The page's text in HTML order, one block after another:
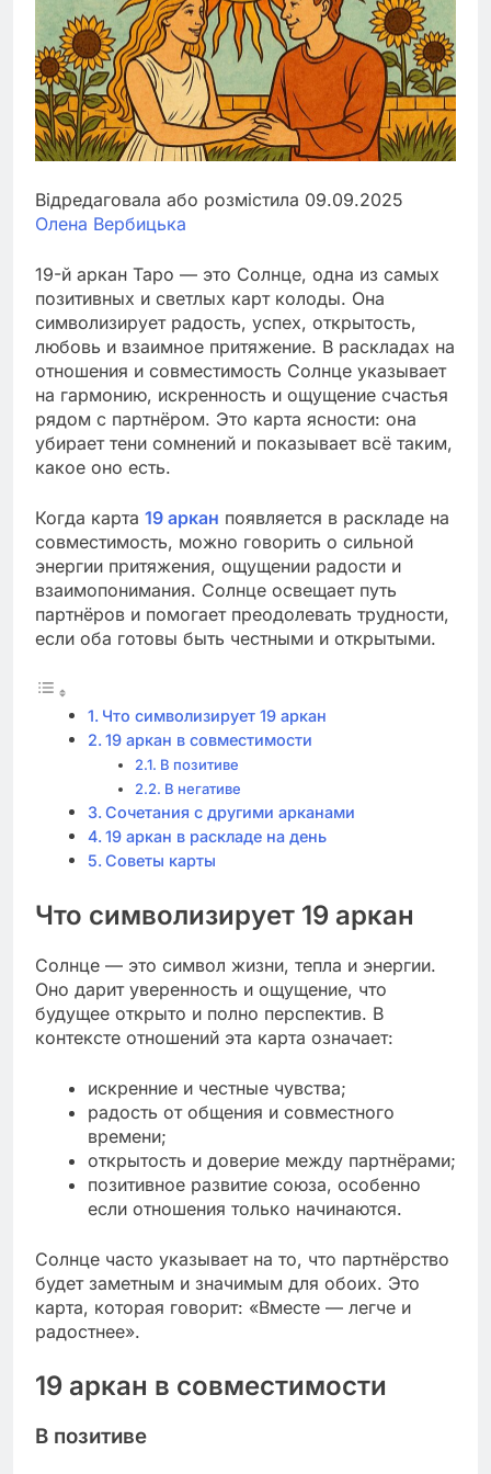
Відредаговала або розмістила 09.09.2025
Олена Вербицька
19-й аркан Таро — это Солнце, одна из самых
позитивных и светлых карт колоды. Она
символизирует радость, успех, открытость,
любовь и взаимное притяжение. В раскладах на
отношения и совместимость Солнце указывает
на гармонию, искренность и ощущение счастья
рядом с партнёром. Это карта ясности: она
убирает тени сомнений и показывает всё таким,
какое оно есть.
Когда карта 19 аркан появляется в раскладе на
совместимость, можно говорить о сильной
энергии притяжения, ощущении радости и
взаимопонимания. Солнце освещает путь
партнёров и помогает преодолевать трудности,
если оба готовы быть честными и открытыми.
Что символизирует 19 аркан
19 аркан в совместимости
В позитиве
В негативе
Сочетания с другими арканами
19 аркан в раскладе на день
Советы карты
Что символизирует 19 аркан
Солнце — это символ жизни, тепла и энергии.
Оно дарит уверенность и ощущение, что
будущее открыто и полно перспектив. В
контексте отношений эта карта означает:
искренние и честные чувства;
радость от общения и совместного
времени;
открытость и доверие между партнёрами;
позитивное развитие союза, особенно
если отношения только начинаются.
Солнце часто указывает на то, что партнёрство
будет заметным и значимым для обоих. Это
карта, которая говорит: «Вместе — легче и
радостнее».
19 аркан в совместимости
В позитиве